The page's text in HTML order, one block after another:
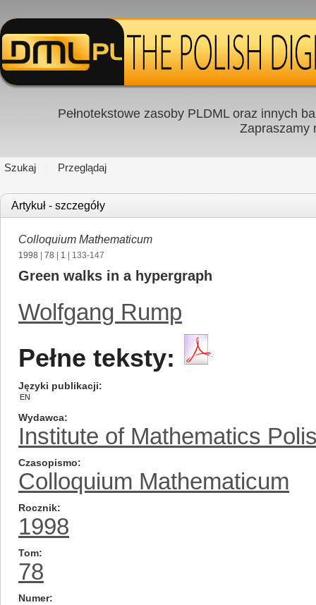
Pełnotekstowe zasoby PLDML oraz innych
Zapraszamy
Szukaj Przeglądaj
Artykuł - szczegóły
Colloquium Mathematicum
1998 78 1 | 133-147
Green walks in a hypergraph
Wolfgang Rump
Pełne teksty:
Języki publikacji
EN
Wydawca
Institute of Mathematics
Czasopismo
Colloquium Mathematicum
Rocznik
1998
Tom
78
Numer